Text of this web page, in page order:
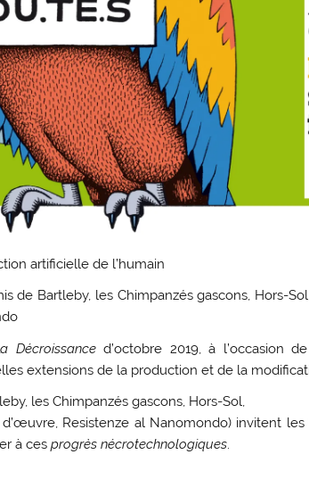
artificielle de l’humain
de Bartleby, les Chimpanzés gascons, Hors-
Décroissanced’octobre 2019, à l’occasion
extensions de la production et de la
les Chimpanzés gascons, Hors-Sol,
Resistenze al Nanomondo) invitent
à cesprogrès nécrotechnologiques.